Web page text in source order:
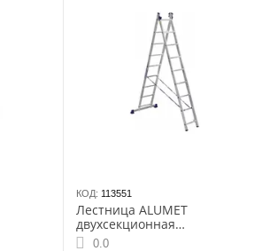
КОД: 113551
Лестница ALUMET
двухсекционная
алюминиевая (2х9) (5209)
0.0